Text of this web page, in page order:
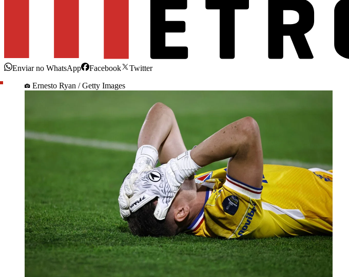
Enviar no WhatsApp Facebook
Twitter
Ernesto Ryan / Getty Images